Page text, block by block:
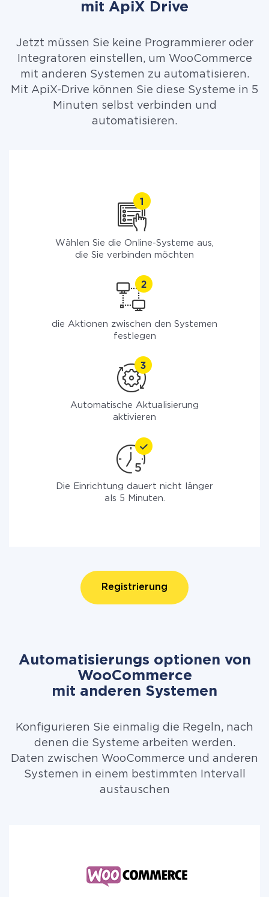
mit ApiX Drive
Jetzt müssen Sie keine Programmierer oder
Integratoren einstellen, um WooCommerce
mit anderen Systemen zu automatisieren.
Mit ApiX-Drive können Sie diese Systeme in 5
Minuten selbst verbinden und
automatisieren.
Wählen Sie die Online-Systeme aus,
die Sie verbinden möchten
die Aktionen zwischen den Systemen
festlegen
Automatische Aktualisierung
aktivieren
Die Einrichtung dauert nicht länger
als 5 Minuten.
Registrierung
Automatisierungs optionen von
WooCommerce
mit anderen Systemen
Konfigurieren Sie einmalig die Regeln, nach
denen die Systeme arbeiten werden.
Daten zwischen WooCommerce und anderen
Systemen in einem bestimmten Intervall
austauschen